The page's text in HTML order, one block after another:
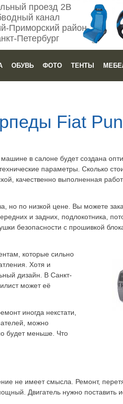
проезд 2В
канал
Приморский район
Петербург
ОБУВЬ ФОТО ТЕНТЫ
Fiat
в салоне будет создана
параметры. Сколько
качественно выполненная
но по низкой цене. Вы можете
и задних, подлокотника,
безопасности с прошивкой
которые сильно
Хотя и
дизайн. В Санкт-
может её
иногда некстати,
можно
будет меньше. Что
не имеет смысла. Ремонт,
Двигатель нужно поставить